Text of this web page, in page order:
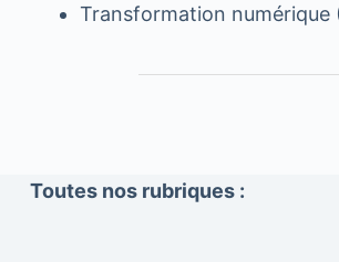
Transformation numérique
Toutes nos rubriques :